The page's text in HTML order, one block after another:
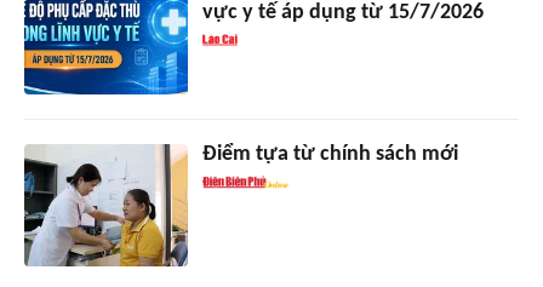
vực y tế áp dụng từ 15/7/2026
Điểm tựa từ chính sách mới